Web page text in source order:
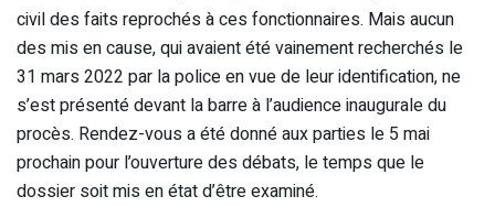
civil des faits reprochés à ces fonctionnaires. Mais aucun
des mis en cause, qui avaient été vainement recherchés le
31 mars 2022 par la police en vue de leur identification, ne
s’est présenté devant la barre à l’audience inaugurale du
procès. Rendez-vous a été donné aux parties le 5 mai
prochain pour l’ouverture des débats, le temps que le
dossier soit mis en état d’être examiné.